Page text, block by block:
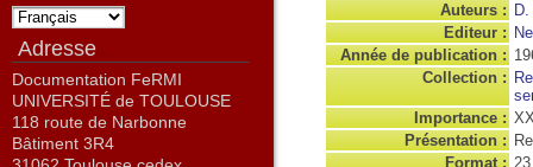
Auteurs :
Editeur :
Année de publication :
Collection :
Importance :
Présentation :
Format :
Adresse
Documentation FeRMI
UNIVERSITÉ de TOULOUSE
118 route de Narbonne
Bâtiment 3R4